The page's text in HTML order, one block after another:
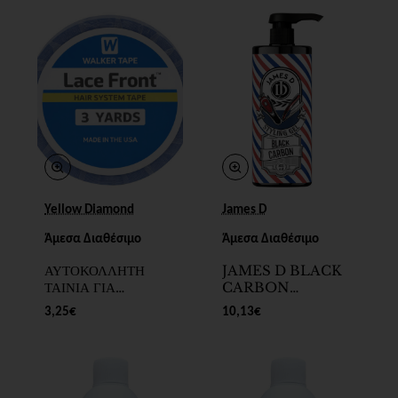
Yellow Diamond
Άμεσα Διαθέσιμο
ΑΥΤΟΚΟΛΛΗΤΗ
ΤΑΙΝΙΑ ΓΙΑ
EXTENSIONS
ΔΙΠΛΗΣ ΟΨΗΣ 1cm
3,25€
James D
Άμεσα Διαθέσιμο
JAMES D BLACK
CARBON
STYLING GEL
300ml
10,13€